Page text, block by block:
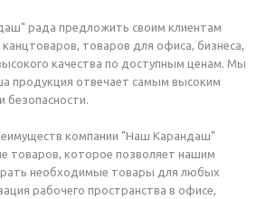
рада предложить своим клиентам
товаров для офиса, бизнеса,
качества по доступным ценам. Мы
продукция отвечает самым высоким
безопасности.
компании "Наш Карандаш"
товаров, которое позволяет нашим
необходимые товары для любых
рабочего пространства в офисе,